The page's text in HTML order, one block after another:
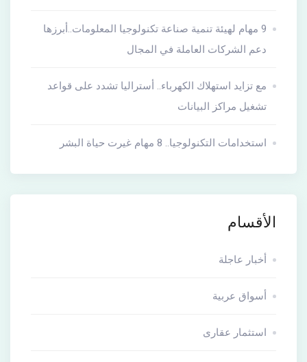
9 مهام لهيئة تنمية صناعة تكنولوجيا المعلومات..أبرزها
دعم الشركات العاملة في المجال
مع تزايد استهلاك الكهرباء.. أستراليا تشدد على قواعد
تشغيل مراكز البيانات
استخدامات التكنولوجيا.. 8 مهام غيرت حياة البشر
الأقسام
أخبار عاجلة
أسواق عربية
استثمار عقارى